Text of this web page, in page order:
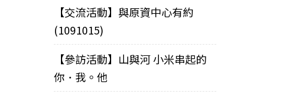
【交流活動】與原資中心有約
(1091015)
【參訪活動】山與河 小米串起的
你．我。他